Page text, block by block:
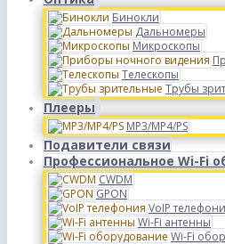
Бинокли
Дальномеры
Микроскопы
Телескопы
Трубы
Плееры
MP3/MP4/PS
Подавители связи
Профессиональное Wi-Fi
CWDM
GPON
VoIP
Wi-Fi антенны
Wi-Fi